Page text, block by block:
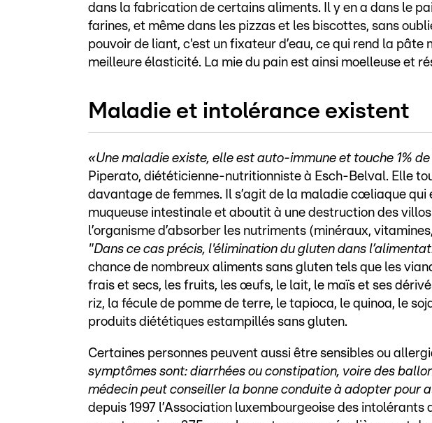
dans la fabrication de certains aliments. Il y en a dans le
farines, et même dans les pizzas et les biscottes, sans
pouvoir de liant, c'est un fixateur d’eau, ce qui rend la pâte
meilleure élasticité. La mie du pain est ainsi moelleuse et
Maladie et intolérance existent
«Une maladie existe, elle est auto-immune et touche 1%
Piperato, diététicienne-nutritionniste à Esch-Belval. Elle
davantage de femmes. Il s’agit de la maladie cœliaque
muqueuse intestinale et aboutit à une destruction des
l’organisme d’absorber les nutriments (minéraux,
"Dans ce cas précis, l'élimination du gluten dans
chance de nombreux aliments sans gluten tels que les
frais et secs, les fruits, les œufs, le lait, le maïs et ses
riz, la fécule de pomme de terre, le tapioca, le quinoa, le
produits diététiques estampillés sans gluten.
Certaines personnes peuvent aussi être sensibles ou
symptômes sont: diarrhées ou constipation, voire des
médecin peut conseiller la bonne conduite à adopter pour
depuis 1997 l’Association luxembourgeoise des intolérants